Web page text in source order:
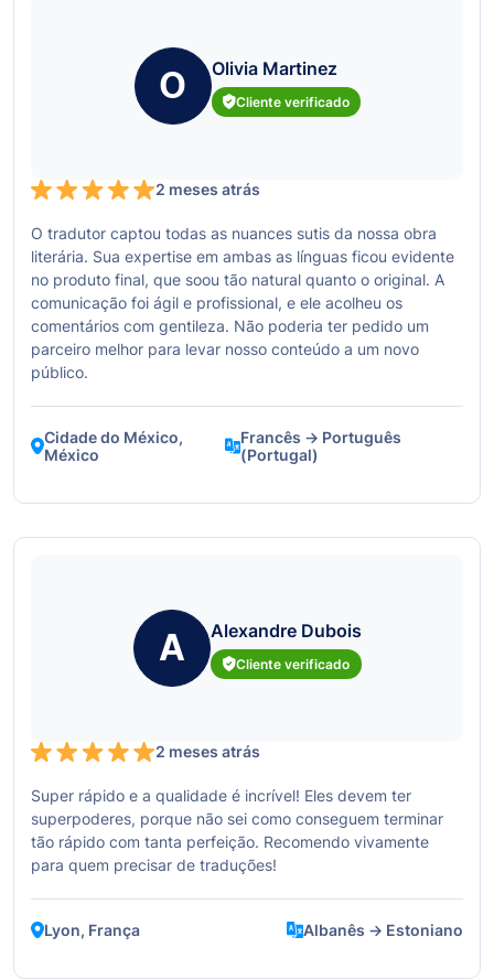
O Olivia Martinez
Cliente verificado
2 meses atrás
O tradutor captou todas as nuances sutis da nossa obra
literária. Sua expertise em ambas as línguas ficou evidente
no produto final, que soou tão natural quanto o original. A
comunicação foi ágil e profissional, e ele acolheu os
comentários com gentileza. Não poderia ter pedido um
parceiro melhor para levar nosso conteúdo a um novo
público.
Cidade do México,
México
Francês → Português
(Portugal)
A Alexandre Dubois
Cliente verificado
2 meses atrás
Super rápido e a qualidade é incrível! Eles devem ter
superpoderes, porque não sei como conseguem terminar
tão rápido com tanta perfeição. Recomendo vivamente
para quem precisar de traduções!
Lyon, França Albanês → Estoniano